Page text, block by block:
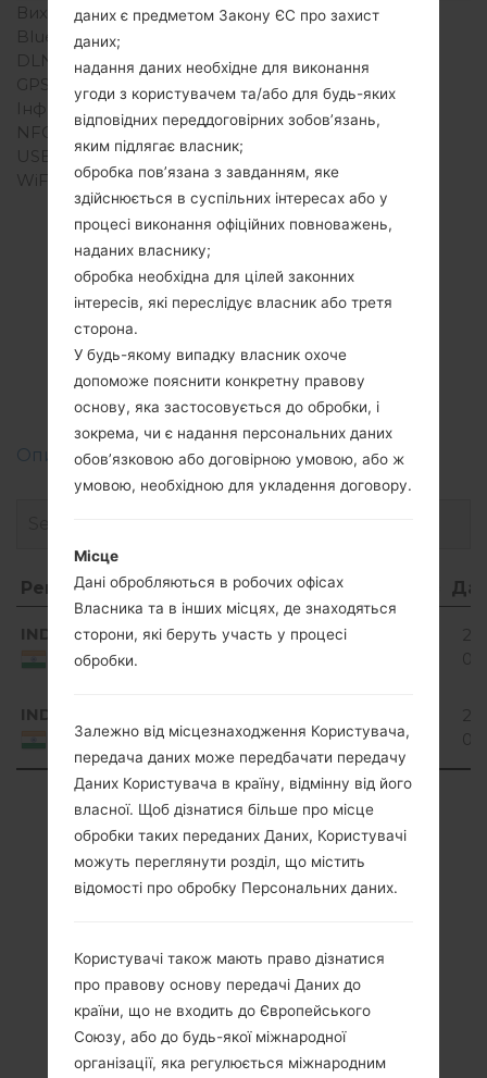
Вихід для аудіо
3.5mm jack
Bluetooth
DLNA
Ні
GPS
Інфрачервоний порт
NFC
Ні
USB
WiFi
Wi-Fi802.11b/g/n, Wi-Fi
Direct, hotspot
Прошивки
LGH442(LGH442)
akaLG Spirit
Описання регіонів прошивок телефонів LG
Регіон Назва файлу ОС
Регіон
Назва файлу ОС Розмір
IND
India
H44210l_00_0223.kdz
Android
5.0.x
IND
India
5.0.x
Lollipop
1.07 GiB
Showing 1 to 2 of 2 entries
Previous 1 Next
Статті
LGH442(LGH442)
akaLG Spirit
даних є предметом Закону ЄС про захист
даних;
надання даних необхідне для виконання
угоди з користувачем та/або для будь-яких
відповідних переддоговірних зобов’язань,
яким підлягає власник;
обробка пов’язана з завданням, яке
здійснюється в суспільних інтересах або у
процесі виконання офіційних повноважень,
наданих власнику;
обробка необхідна для цілей законних
інтересів, які переслідує власник або третя
сторона.
У будь-якому випадку власник охоче
допоможе пояснити конкретну правову
основу, яка застосовується до обробки, і
зокрема, чи є надання персональних даних
обов’язковою або договірною умовою, або ж
умовою, необхідною для укладення договору.
Місце
Дані обробляються в робочих офісах
Власника та в інших місцях, де знаходяться
сторони, які беруть участь у процесі
обробки.
Залежно від місцезнаходження Користувача,
передача даних може передбачати передачу
Даних Користувача в країну, відмінну від його
власної. Щоб дізнатися більше про місце
обробки таких переданих Даних, Користувачі
можуть переглянути розділ, що містить
відомості про обробку Персональних даних.
Користувачі також мають право дізнатися
про правову основу передачі Даних до
країни, що не входить до Європейського
Союзу, або до будь-якої міжнародної
організації, яка регулюється міжнародним